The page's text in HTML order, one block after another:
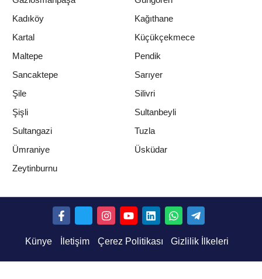
Kadıköy
Kağıthane
Kartal
Küçükçekmece
Maltepe
Pendik
Sancaktepe
Sarıyer
Şile
Silivri
Şişli
Sultanbeyli
Sultangazi
Tuzla
Ümraniye
Üsküdar
Zeytinburnu
Yayınlanma: 20 Eylül 2023 - 15:42